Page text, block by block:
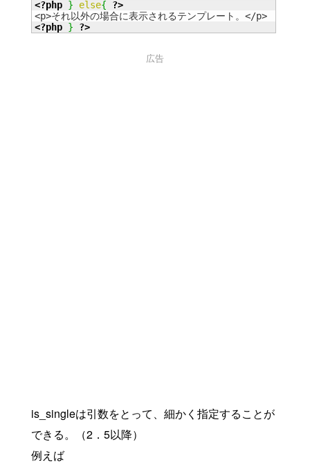
<?php } else{
?>
<?php } ?>
広告
is_singleは引数をとって、細かく指定することが
できる。（2．5以降）
例えば